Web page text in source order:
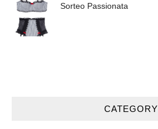
Sorteo Passionata
CATEGORY